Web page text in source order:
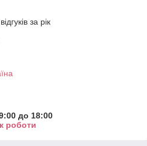
за рік
до 18:00
роботи